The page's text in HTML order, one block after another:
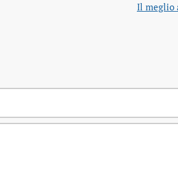
Il meglio